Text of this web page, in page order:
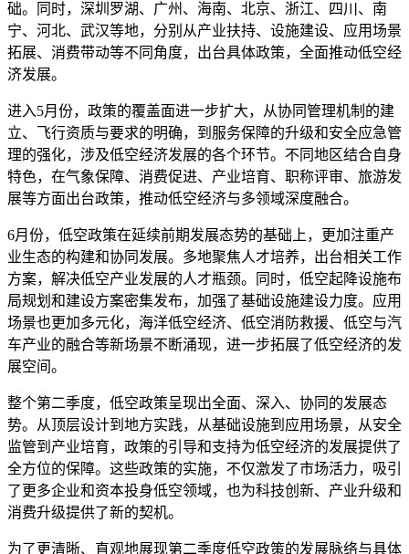
础。同时，深圳罗湖、广州、海南、北京、浙江、四川、南
宁、河北、武汉等地，分别从产业扶持、设施建设、应用场景
拓展、消费带动等不同角度，出台具体政策，全面推动低空经
济发展。
进入5月份，政策的覆盖面进一步扩大，从协同管理机制的建
立、飞行资质与要求的明确，到服务保障的升级和安全应急管
理的强化，涉及低空经济发展的各个环节。不同地区结合自身
特色，在气象保障、消费促进、产业培育、职称评审、旅游发
展等方面出台政策，推动低空经济与多领域深度融合。
6月份，低空政策在延续前期发展态势的基础上，更加注重产
业生态的构建和协同发展。多地聚焦人才培养，出台相关工作
方案，解决低空产业发展的人才瓶颈。同时，低空起降设施布
局规划和建设方案密集发布，加强了基础设施建设力度。应用
场景也更加多元化，海洋低空经济、低空消防救援、低空与汽
车产业的融合等新场景不断涌现，进一步拓展了低空经济的发
展空间。
整个第二季度，低空政策呈现出全面、深入、协同的发展态
势。从顶层设计到地方实践，从基础设施到应用场景，从安全
监管到产业培育，政策的引导和支持为低空经济的发展提供了
全方位的保障。这些政策的实施，不仅激发了市场活力，吸引
了更多企业和资本投身低空领域，也为科技创新、产业升级和
消费升级提供了新的契机。
为了更清晰、直观地展现第二季度低空政策的发展脉络与具体